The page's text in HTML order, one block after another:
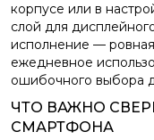
корпусе или в
слой для
исполнение —
ежедневное
ошибочного выбора
ЧТО ВАЖНО
СМАРТФОНА